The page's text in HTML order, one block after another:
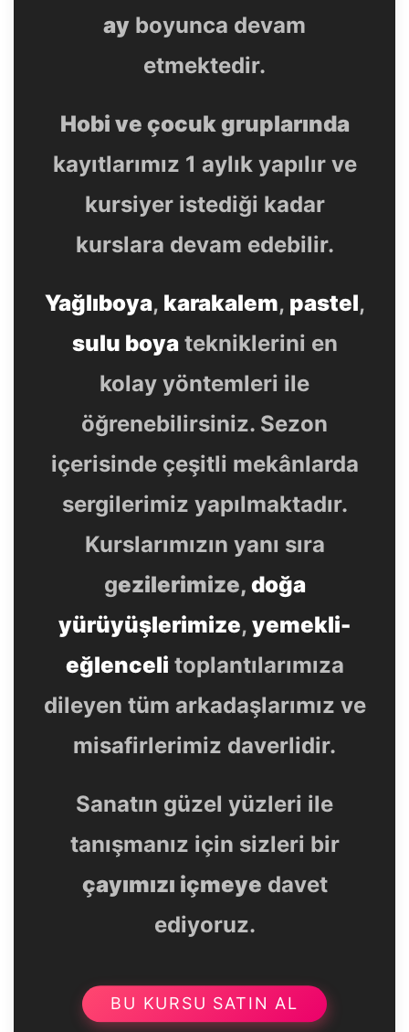
ay boyunca devam
etmektedir.
Hobi ve çocuk gruplarında
kayıtlarımız 1 aylık yapılır ve
kursiyer istediği kadar
kurslara devam edebilir.
Yağlıboya, karakalem, pastel,
sulu boyatekniklerini en
kolay yöntemleri ile
öğrenebilirsiniz. Sezon
içerisinde çeşitli mekânlarda
sergilerimiz yapılmaktadır.
Kurslarımızın yanı sıra
gezilerimize, doğa
yürüyüşlerimize, yemekli-
eğlenceli toplantılarımıza
dileyen tüm arkadaşlarımız ve
misafirlerimiz daverlidir.
Sanatın güzel yüzleri ile
tanışmanız için sizleri bir
çayımızı içmeye davet
ediyoruz.
BU KURSU SATIN AL